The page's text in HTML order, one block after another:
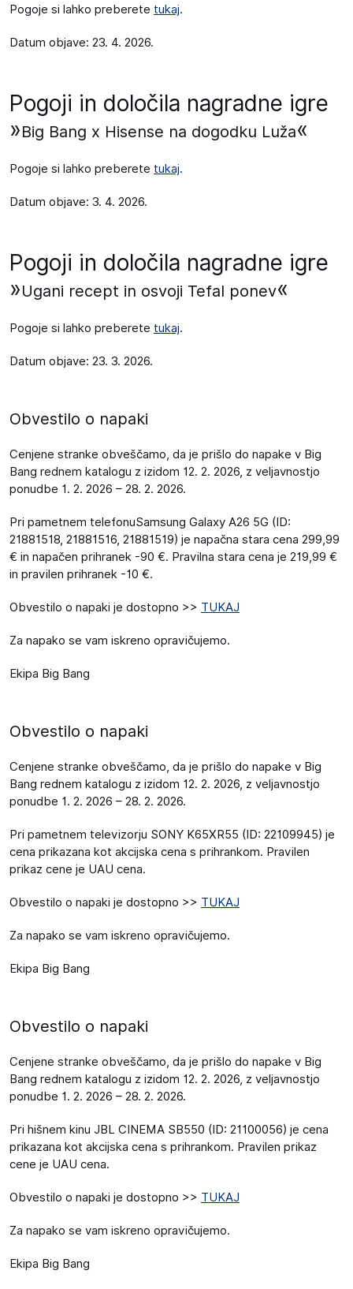
Pogoje si lahko preberete tukaj.
Datum objave: 23. 4. 2026.
Pogoji in določila nagradne igre
»Big Bang x Hisense na dogodku Luža«
Pogoje si lahko preberete tukaj.
Datum objave: 3. 4. 2026.
Pogoji in določila nagradne igre
»Ugani recept in osvoji Tefal ponev«
Pogoje si lahko preberete tukaj.
Datum objave: 23. 3. 2026.
Obvestilo o napaki
Cenjene stranke obveščamo, da je prišlo do napake v Big
Bang rednem katalogu z izidom 12. 2. 2026, z veljavnostjo
ponudbe 1. 2. 2026 – 28. 2. 2026.
Pri pametnem telefonuSamsung Galaxy A26 5G (ID:
21881518, 21881516, 21881519) je napačna stara cena 299,99
€ in napačen prihranek -90 €. Pravilna stara cena je 219,99 €
in pravilen prihranek -10 €.
Obvestilo o napaki je dostopno >> TUKAJ
Za napako se vam iskreno opravičujemo.
Ekipa Big Bang
Obvestilo o napaki
Cenjene stranke obveščamo, da je prišlo do napake v Big
Bang rednem katalogu z izidom 12. 2. 2026, z veljavnostjo
ponudbe 1. 2. 2026 – 28. 2. 2026.
Pri pametnem televizorju SONY K65XR55 (ID: 22109945) je
cena prikazana kot akcijska cena s prihrankom. Pravilen
prikaz cene je UAU cena.
Obvestilo o napaki je dostopno >> TUKAJ
Za napako se vam iskreno opravičujemo.
Ekipa Big Bang
Obvestilo o napaki
Cenjene stranke obveščamo, da je prišlo do napake v Big
Bang rednem katalogu z izidom 12. 2. 2026, z veljavnostjo
ponudbe 1. 2. 2026 – 28. 2. 2026.
Pri hišnem kinu JBL CINEMA SB550 (ID: 21100056) je cena
prikazana kot akcijska cena s prihrankom. Pravilen prikaz
cene je UAU cena.
Obvestilo o napaki je dostopno >> TUKAJ
Za napako se vam iskreno opravičujemo.
Ekipa Big Bang